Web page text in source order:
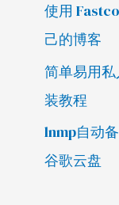
使用
己的博客
简单易用
装教程
lnmp自动
谷歌云盘